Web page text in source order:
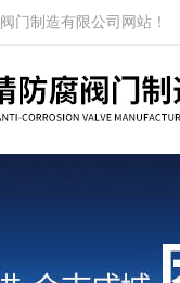
门制造有限公司网站！